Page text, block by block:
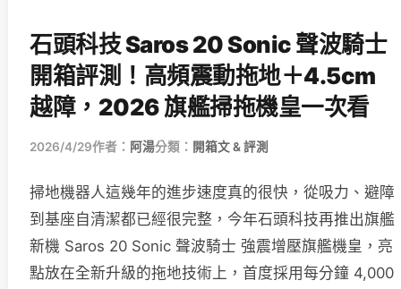
石頭科技 Saros 20 Sonic 聲波騎士
開箱評測！高頻震動拖地＋4.5cm
越障，2026 旗艦掃拖機皇一次看
2026/4/29作者： 阿湯分類： 開箱文 & 評測
掃地機器人這幾年的進步速度真的很快，從吸力、避障
到基座自清潔都已經很完整，今年石頭科技再推出旗艦
新機 Saros 20 Sonic 聲波騎士 強震增壓旗艦機皇，亮
點放在全新升級的拖地技術上，首度採用每分鐘 4,000